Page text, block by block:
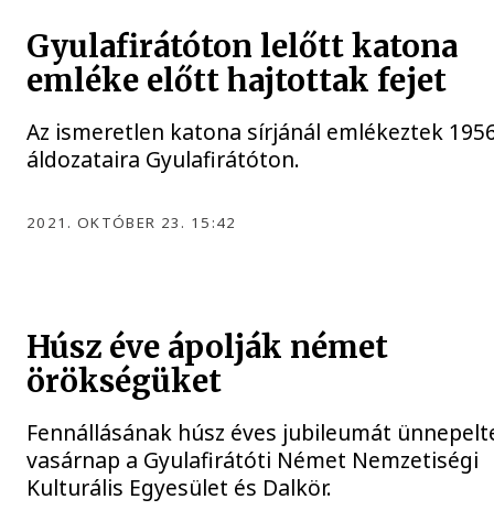
Gyulafirátóton lelőtt katona
emléke előtt hajtottak fejet
Az ismeretlen katona sírjánál emlékeztek
áldozataira Gyulafirátóton.
2021. OKTÓBER 23. 15:42
Húsz éve ápolják német
örökségüket
Fennállásának húsz éves jubileumát
vasárnap a Gyulafirátóti Német Nemzetiségi
Kulturális Egyesület és Dalkör.